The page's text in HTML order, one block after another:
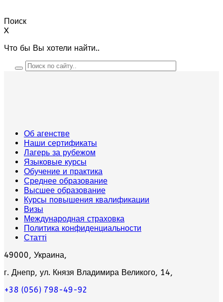
Поиск
X
Что бы Вы хотели найти..
Об агенстве
Наши сертификаты
Лагерь за рубежом
Языковые курсы
Обучение и практика
Среднее образование
Высшее образование
Курсы повышения квалификации
Визы
Международная страховка
Политика конфиденциальности
Статті
49000, Украина,
г. Днепр, ул. Князя Владимира Великого, 14,
+38 (056) 798-49-92